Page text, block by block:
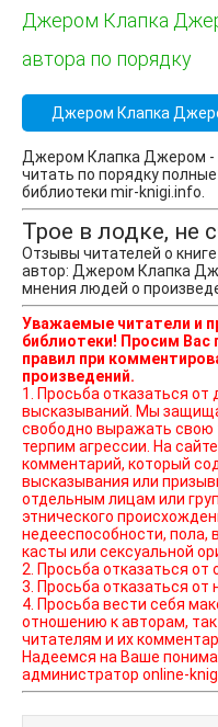
Джером Клапка
автора по порядку
Джером Клапка
Джером Клапка Джером -
читать по порядку
библиотеки mir-knigi.info.
Трое в лодке, не
Отзывы читателей о
автор: Джером Клапка
мнения людей о
Уважаемые читатели и
библиотеки! Просим
правил при
произведений.
1. Просьба отказаться
высказываний. Мы защищаем право наших читателей
свободно выражать свою
терпим агрессии. На
комментарий, который
высказывания или
отдельным лицам или
этнического
недееспособности, пола,
касты или сексуальной
2. Просьба отказаться от
3. Просьба отказаться от
4. Просьба вести себя
отношению к авторам,
читателям и их
Надеемся на Ваше
администратор online-